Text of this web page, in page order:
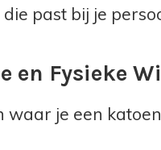
past bij je
en Fysieke
waar je een